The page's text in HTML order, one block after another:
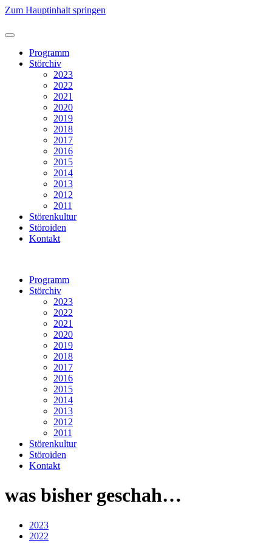
Zum Hauptinhalt springen
Programm
Störchiv
2023
2022
2021
2020
2019
2018
2017
2016
2015
2014
2013
2012
2011
Störenkultur
Störoiden
Kontakt
Programm
Störchiv
2023
2022
2021
2020
2019
2018
2017
2016
2015
2014
2013
2012
2011
Störenkultur
Störoiden
Kontakt
was bisher geschah…
2023
2022